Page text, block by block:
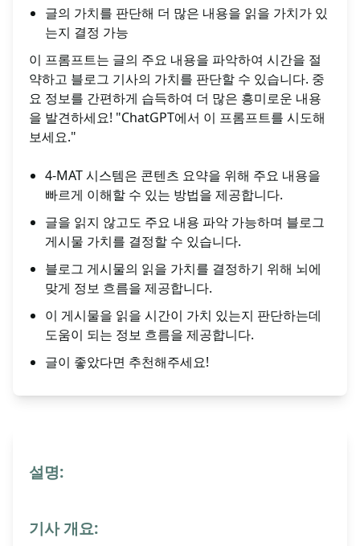
글의 가치를 판단해 더 많은 내용을 읽을 가치가 있
는지 결정 가능
이 프롬프트는 글의 주요 내용을 파악하여 시간을 절
약하고 블로그 기사의 가치를 판단할 수 있습니다. 중
요 정보를 간편하게 습득하여 더 많은 흥미로운 내용
을 발견하세요! "ChatGPT에서 이 프롬프트를 시도해
보세요."
4-MAT 시스템은 콘텐츠 요약을 위해 주요 내용을
빠르게 이해할 수 있는 방법을 제공합니다.
글을 읽지 않고도 주요 내용 파악 가능하며 블로그
게시물 가치를 결정할 수 있습니다.
블로그 게시물의 읽을 가치를 결정하기 위해 뇌에
맞게 정보 흐름을 제공합니다.
이 게시물을 읽을 시간이 가치 있는지 판단하는데
도움이 되는 정보 흐름을 제공합니다.
글이 좋았다면 추천해주세요!
설명:
기사 개요: